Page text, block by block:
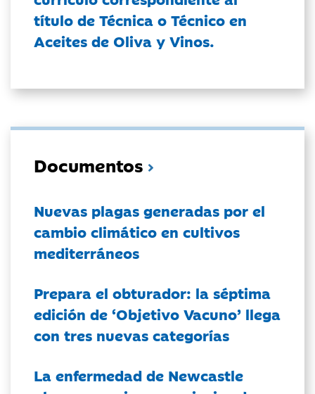
título de Técnica o Técnico en
Aceites de Oliva y Vinos.
Documentos
Nuevas plagas generadas por el
cambio climático en cultivos
mediterráneos
Prepara el obturador: la séptima
edición de ‘Objetivo Vacuno’ llega
con tres nuevas categorías
La enfermedad de Newcastle